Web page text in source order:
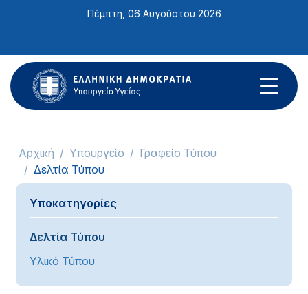
ιστότοπος
περιλαμβάνει
ένα
σύστημα
Πέμπτη, 06 Αυγούστου 2026
Αρχική Υπουργείο
Γραφείο Τύπου
Δελτία Τύπου
Υποκατηγορίες
Δελτία Τύπου
Υλικό Τύπου